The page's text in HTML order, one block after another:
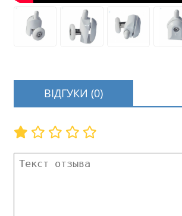
ВІДГУКИ (0)